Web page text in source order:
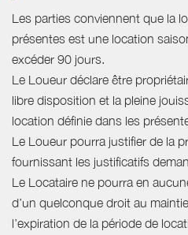
Les parties conviennent que la
présentes est une location
excéder 90 jours.
Le Loueur déclare être
libre disposition et la pleine
location définie dans les
Le Loueur pourra justifier de la
fournissant les justificatifs
Le Locataire ne pourra en
d’un quelconque droit au
l’expiration de la période de